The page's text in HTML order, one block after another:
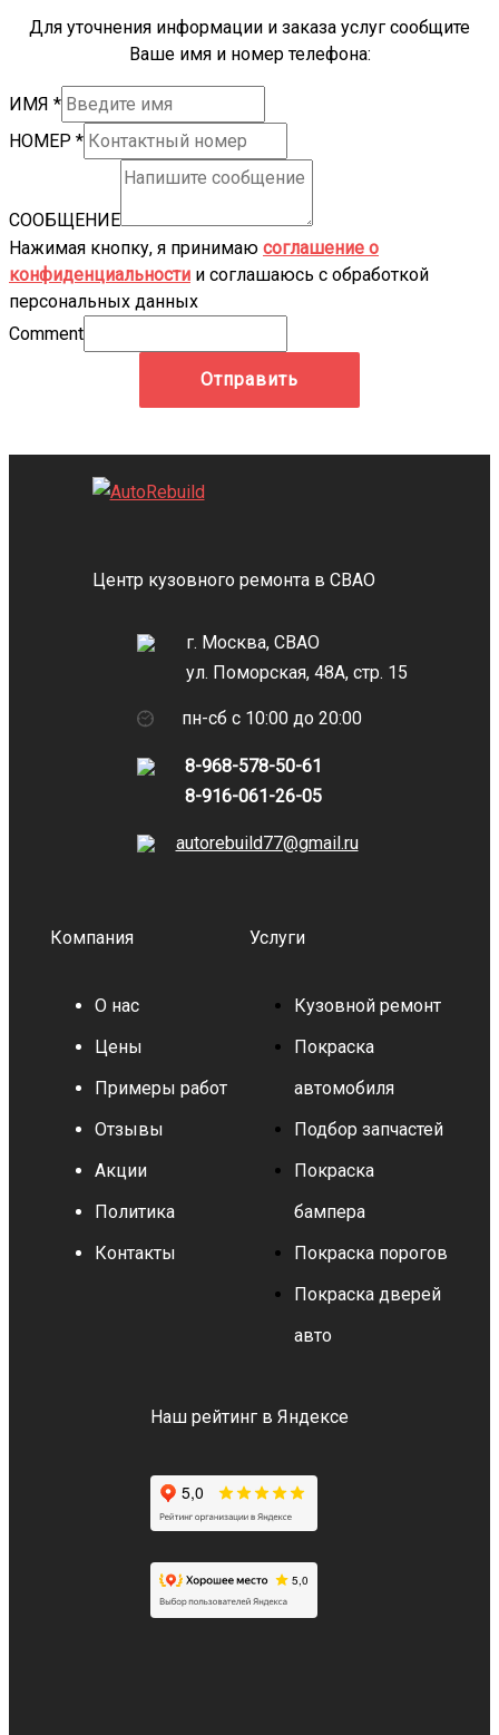
Для уточнения информации и заказа услуг сообщите
Ваше имя и номер телефона:
ИМЯ *
НОМЕР *
СООБЩЕНИЕ
Нажимая кнопку, я принимаю соглашение о
конфиденциальности и соглашаюсь с обработкой
персональных данных
Comment
Отправить
Центр кузовного ремонта в СВАО
г. Москва, СВАО
ул. Поморская, 48А, стр. 15
пн-сб с 10:00 до 20:00
8-968-578-50-61
8-916-061-26-05
autorebuild77@gmail.ru
Компания
О нас
Цены
Примеры работ
Отзывы
Акции
Политика
Контакты
Услуги
Кузовной ремонт
Покраска
автомобиля
Подбор запчастей
Покраска
бампера
Покраска порогов
Покраска дверей
авто
Наш рейтинг в Яндексе